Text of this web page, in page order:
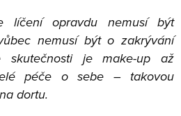
líčení opravdu nemusí být
nemusí být o zakrývání
skutečnosti je make-up až
péče o sebe – takovou
dortu.